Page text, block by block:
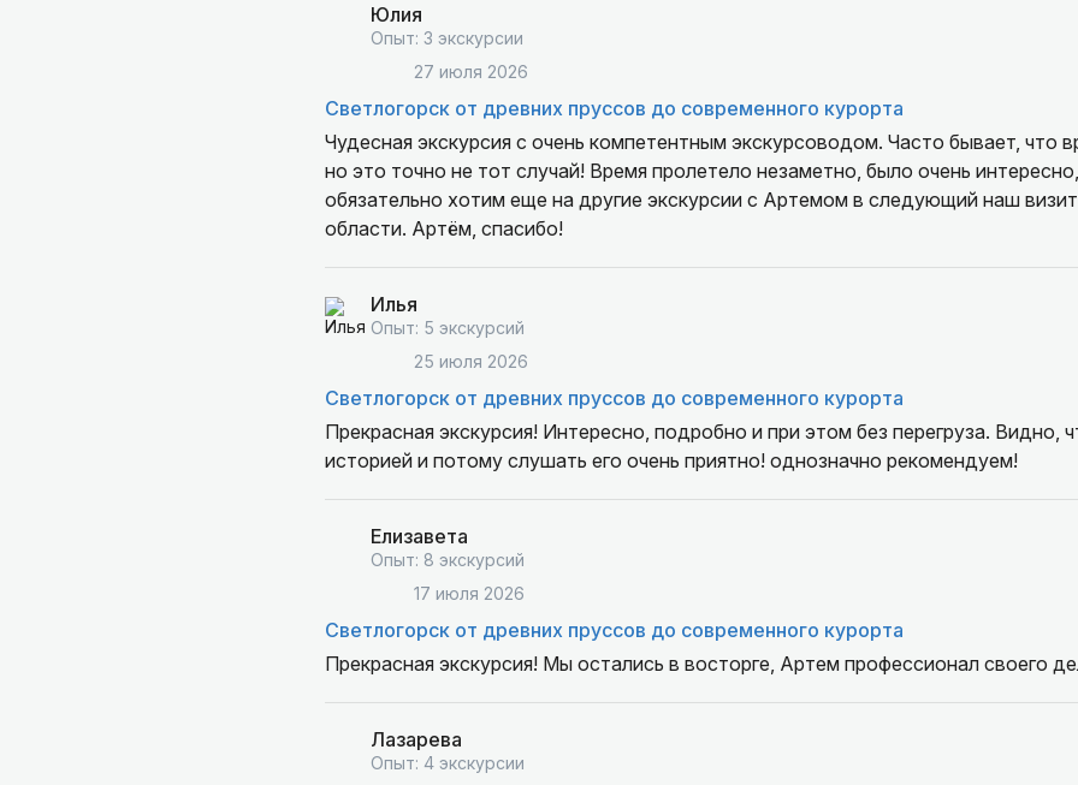
Юлия
Опыт: 3 экскурсии
27 июля 2026
Светлогорск от древних пруссов до современного курорта
Чудесная экскурсия с очень компетентным экскурсоводом. Часто бывает, что
но это точно не тот случай! Время пролетело незаметно, было очень
обязательно хотим еще на другие экскурсии с Артемом в следующий наш
области. Артём, спасибо!
Илья
Опыт: 5 экскурсий
25 июля 2026
Светлогорск от древних пруссов до современного курорта
Прекрасная экскурсия! Интересно, подробно и при этом без перегруза. Видно,
историей и потому слушать его очень приятно! однозначно рекомендуем!
Елизавета
Опыт: 8 экскурсий
17 июля 2026
Светлогорск от древних пруссов до современного курорта
Прекрасная экскурсия! Мы остались в восторге, Артем профессионал своего
Лазарева
Опыт: 4 экскурсии